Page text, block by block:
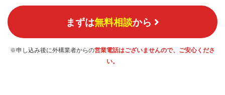
まずは無料相談から
※申し込み後に外構業者からの営業電話はございませんので、ご安心くださ
い。